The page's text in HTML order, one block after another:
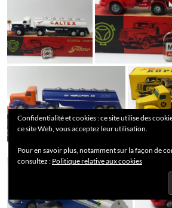
Confidentialité et cookies : ce site utilise des
ce site Web, vous acceptez leur utilisation.
Pour en savoir plus, notamment sur la façon de
consultez : Politique relative aux cookies